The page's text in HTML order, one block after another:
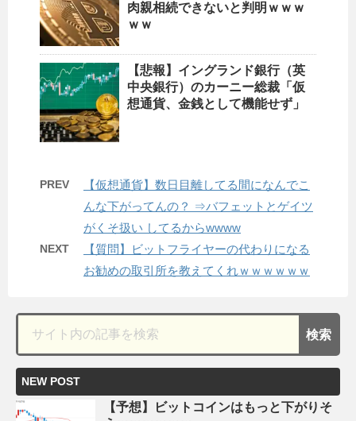
肉親相続できないと判明ｗｗｗ
ｗｗ
【悲報】イングランド銀行（英
中央銀行）のカーニー総裁「仮
想通貨、金銭として機能せず」
PREV
【仮想通貨】数日目離してる間になんでこ
んな下がってんの？ ⇒バフェットとゲイツ
がくそ扱い してるからwwww
NEXT
【質問】ビットフライヤーの代わりになる
お勧めの取引所を教えてくれｗｗｗｗｗｗ
NEW POST
【予想】ビットコインはもっと下がりそ